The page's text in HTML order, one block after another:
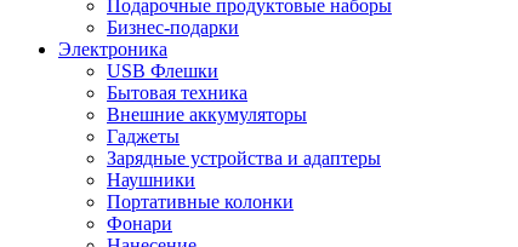
Подарочные продуктовые наборы
Бизнес-подарки
Электроника
USB Флешки
Бытовая техника
Внешние аккумуляторы
Гаджеты
Зарядные устройства и адаптеры
Наушники
Портативные колонки
Фонари